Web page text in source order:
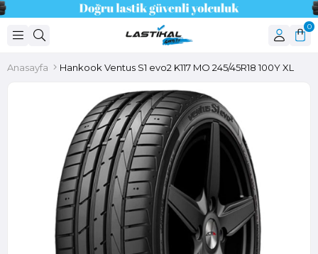
0
Anasayfa Hankook Ventus S1 evo2 K117 MO 245/45R18 100Y XL